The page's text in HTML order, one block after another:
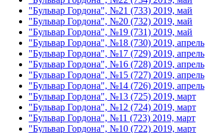
"Бульвар Гордона", №21 (733) 2019, май
"Бульвар Гордона", №20 (732) 2019, май
"Бульвар Гордона", №19 (731) 2019, май
"Бульвар Гордона", №18 (730) 2019, апрель
"Бульвар Гордона", №17 (729) 2019, апрель
"Бульвар Гордона", №16 (728) 2019, апрель
"Бульвар Гордона", №15 (727) 2019, апрель
"Бульвар Гордона", №14 (726) 2019, апрель
"Бульвар Гордона", №13 (725) 2019, март
"Бульвар Гордона", №12 (724) 2019, март
"Бульвар Гордона", №11 (723) 2019, март
"Бульвар Гордона", №10 (722) 2019, март